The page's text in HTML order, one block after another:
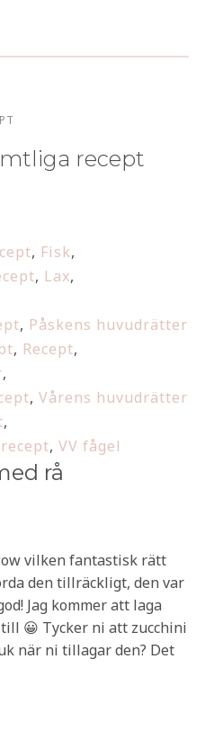
recept
, Fisk,
, Lax,
, Påskens huvudrätter
, Recept,
,
, Vårens huvudrätter
,
, VV fågel
rå
vilken fantastisk rätt
den tillräckligt, den var
Jag kommer att laga
😀 Tycker ni att zucchini
när ni tillagar den? Det